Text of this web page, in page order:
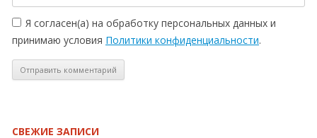
Я согласен(а) на обработку персональных данных и
принимаю условия Политики конфиденциальности.
СВЕЖИЕ ЗАПИСИ